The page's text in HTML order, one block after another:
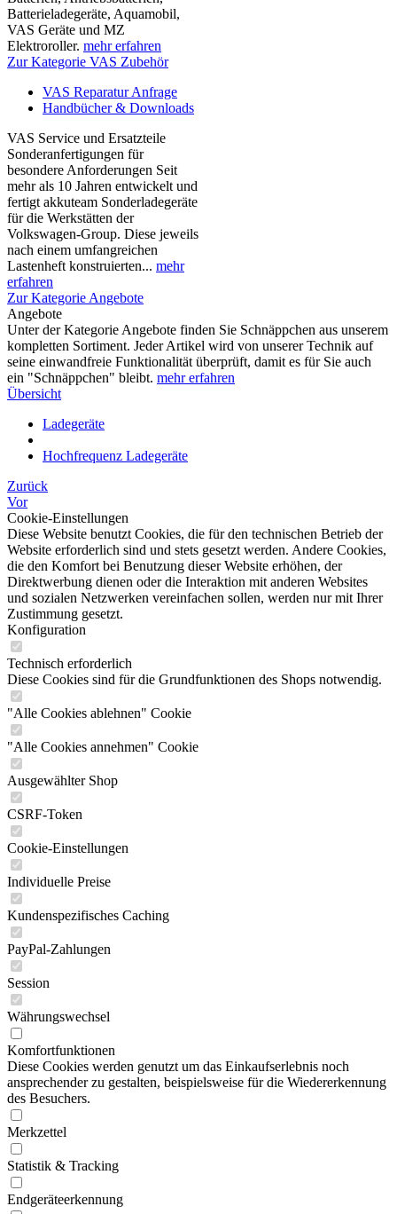
Batterieladegeräte, Aquamobil,
VAS Geräte und MZ
Elektroroller. mehr erfahren
Zur Kategorie VAS Zubehör
VAS Reparatur Anfrage
Handbücher & Downloads
VAS Service und Ersatzteile
Sonderanfertigungen für
besondere Anforderungen Seit
mehr als 10 Jahren entwickelt und
fertigt akkuteam Sonderladegeräte
für die Werkstätten der
Volkswagen-Group. Diese jeweils
nach einem umfangreichen
Lastenheft konstruierten... mehr
erfahren
Zur Kategorie Angebote
Angebote
Unter der Kategorie Angebote finden Sie Schnäppchen aus unserem
kompletten Sortiment. Jeder Artikel wird von unserer Technik auf
seine einwandfreie Funktionalität überprüft, damit es für Sie auch
ein "Schnäppchen" bleibt. mehr erfahren
Übersicht
Ladegeräte
Hochfrequenz Ladegeräte
Zurück
Vor
Cookie-Einstellungen
Diese Website benutzt Cookies, die für den technischen Betrieb der
Website erforderlich sind und stets gesetzt werden. Andere Cookies,
die den Komfort bei Benutzung dieser Website erhöhen, der
Direktwerbung dienen oder die Interaktion mit anderen Websites
und sozialen Netzwerken vereinfachen sollen, werden nur mit Ihrer
Zustimmung gesetzt.
Konfiguration
Technisch erforderlich
Diese Cookies sind für die Grundfunktionen des Shops notwendig.
"Alle Cookies ablehnen" Cookie
"Alle Cookies annehmen" Cookie
Ausgewählter Shop
CSRF-Token
Cookie-Einstellungen
Individuelle Preise
Kundenspezifisches Caching
PayPal-Zahlungen
Session
Währungswechsel
Komfortfunktionen
Diese Cookies werden genutzt um das Einkaufserlebnis noch
ansprechender zu gestalten, beispielsweise für die Wiedererkennung
des Besuchers.
Merkzettel
Statistik & Tracking
Endgeräteerkennung